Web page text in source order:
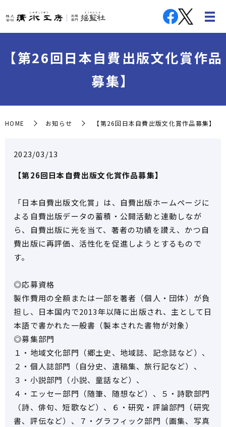
【第26回日本自費出版文化賞作品
募集】
HOME お知らせ 【第26回日本自費出版文化賞作品募集】
2023/03/13
【第26回日本自費出版文化賞作品募集】
「日本自費出版文化賞」は、自費出版ホームページに
よる自費出版データの蓄積・公開活動と連動しなが
ら、自費出版に光を当て、著者の功績を讃え、かつ自
費出版に再評価、活性化を促進しようとするもので
す。
◎応募資格
製作費用の全額または一部を著者（個人・団体）が負
担し、日本国内で2013年以降に出版され、主として日
本語で書かれた一般書（製本された書物が対象）
◎募集部門
１・地域文化部門（郷土史、地域誌、記念誌など）、
２・個人誌部門（自分史、遺稿集、旅行記など）、
３・小説部門（小説、童話など）、
４・エッセー部門（随筆、随想など）、５・詩歌部門
（詩、俳句、短歌など）、６・研究・評論部門（研究
書、評伝など）、７・グラフィック部門（画集、写真